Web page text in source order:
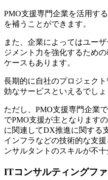
PMO支援専門企業を活用す
を補うことができます。
また、企業によってはユー
ジメント力を強化するため
ケースもあります。
長期的に自社のプロジェク
効なサービスといえるでしょ
ただし、PMO支援専門企業
でPMO支援が主となります
に関連してDX推進に関する
インフラなどの技術的な支
ンサルタントのスキルが不
ITコンサルティングフ